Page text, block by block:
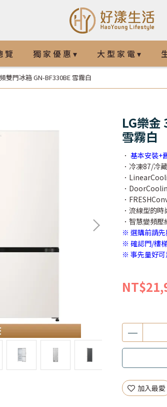
覽 獨 家 優 惠 ▾ 大 型 家 電 ▾
雙門冰箱 GN-BF330BE 雪霧白
LG樂金
雪霧白
． 基本安裝+
．冷凍87/冷
．
．
．
．流線型的
．智慧變頻
※ 選購前請先
※ 確認門/樓
※ 事先量好可
加入最愛